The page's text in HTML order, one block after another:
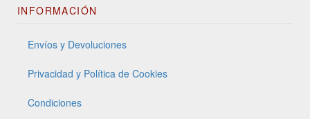
INFORMACIÓN
Envíos y Devoluciones
Privacidad y Política de Cookies
Condiciones